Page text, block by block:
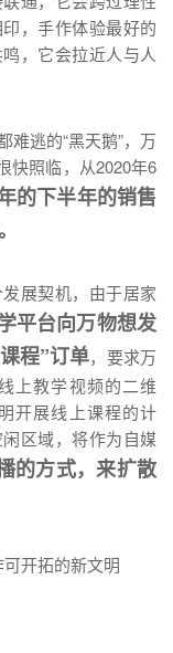
，手作体验最好的
，它会拉近人与人
难逃的“黑天鹅”，万
快照临，从2020年6
的下半年的销售
展契机，由于居家
平台向万物想发
程”订单，要求万
上教学视频的二维
开展线上课程的计
区域，将作为自媒
的方式，来扩散